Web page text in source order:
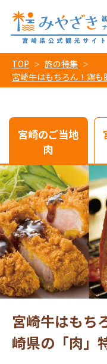
TOP
旅の特集
宮崎牛はもちろん！鶏
宮崎のご当地
肉
宮崎牛はもち
崎県の「肉」